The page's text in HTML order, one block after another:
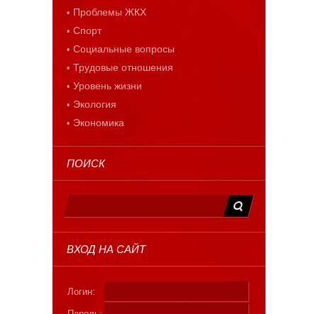
Проблемы ЖКХ
Спорт
Социальные вопросы
Трудовые отношения
Уровень жизни
Экология
Экономика
ПОИСК
ВХОД НА САЙТ
Логин: